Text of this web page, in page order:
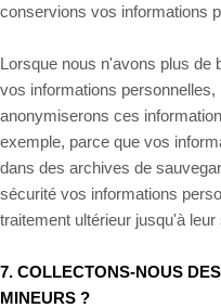
conservions vos informations
Lorsque nous n'avons plus de
vos informations
anonymiserons ces
exemple, parce que vos
dans des archives de
sécurité vos informations
traitement ultérieur jusqu'à leur
7. COLLECTONS-NOUS
MINEURS ?